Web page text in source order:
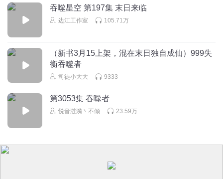
吞噬星空 第197集 末日来临
边江工作室 105.71万
（新书3月15上架，混在末日独自成仙）999失
衡吞噬者
司徒小大大 9333
第3053集 吞噬者
悦音涟漪丶不倾 23.59万